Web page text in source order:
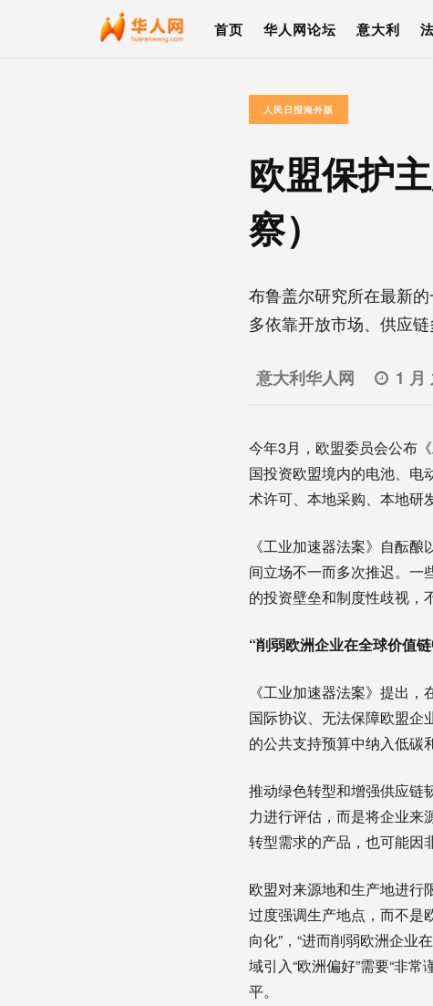
首页 华人网论坛 意大利
人民日报海外版
欧盟保护
察）
布鲁盖尔研究所在最新
多依靠开放市场、供应
意大利华人网 1 月
今年3月，欧盟委员会公布
国投资欧盟境内的电池、电
术许可、本地采购、本地研
《工业加速器法案》自酝
间立场不一而多次推迟。一
的投资壁垒和制度性歧视，
“削弱欧洲企业在全球价值
《工业加速器法案》提出
国际协议、无法保障欧盟企
的公共支持预算中纳入低碳
推动绿色转型和增强供应链
力进行评估，而是将企业来
转型需求的产品，也可能因
欧盟对来源地和生产地进行
过度强调生产地点，而不是
向化”，“进而削弱欧洲企业
域引入“欧洲偏好”需要“非
平。